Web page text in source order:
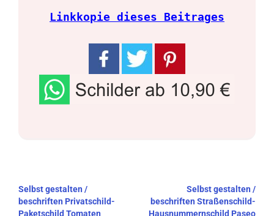
Linkkopie dieses Beitrages
Beitragsnavigation
Selbst gestalten /
beschriften Privatschild-
Paketschild Tomaten
Selbst gestalten /
beschriften Straßenschild-
Hausnummernschild Paseo